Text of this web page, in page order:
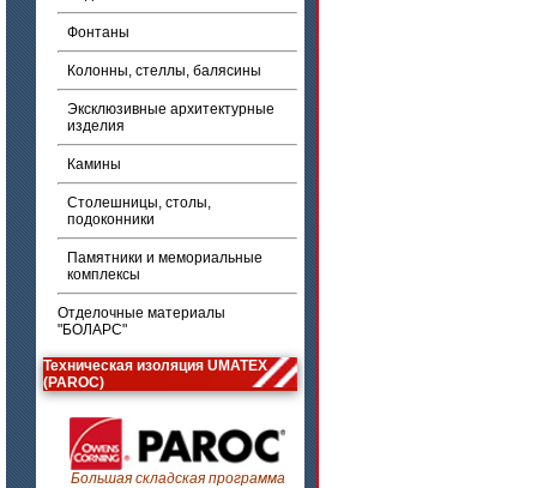
Фонтаны
Колонны, стеллы, балясины
Эксклюзивные архитектурные
изделия
Камины
Столешницы, столы,
подоконники
Памятники и мемориальные
комплексы
Отделочные материалы
"БОЛАРС"
Техническая изоляция UMATEX
(PAROC)
Большая складская программа